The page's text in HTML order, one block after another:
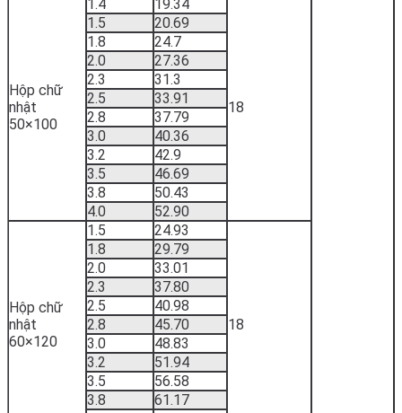
Hộp chữ
nhật
50×100
1.4 19.34
18
1.5
20.69
1.8
24.7
2.0
27.36
2.3
31.3
2.5
33.91
2.8
37.79
3.0
40.36
3.2
42.9
3.5
46.69
3.8
50.43
4.0
52.90
Hộp chữ
nhật
60×120
1.5 24.93
18
1.8
29.79
2.0
33.01
2.3
37.80
2.5
40.98
2.8
45.70
3.0
48.83
3.2
51.94
3.5
56.58
3.8
61.17